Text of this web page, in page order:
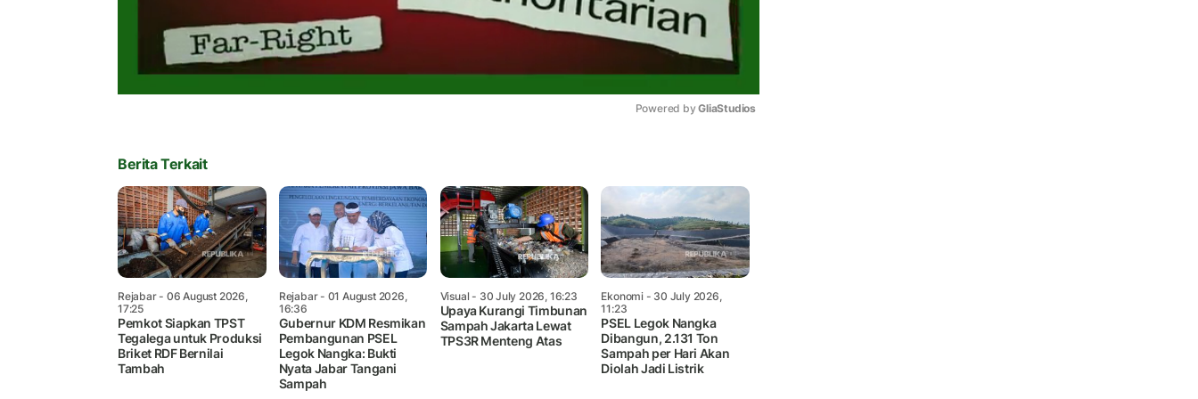
Powered by GliaStudios
Berita Terkait
Rejabar- 06 August 2026,
17:25
Pemkot Siapkan TPST
Tegalega untuk Produksi
Briket RDF Bernilai
Tambah
Rejabar- 01 August 2026,
16:36
Gubernur KDM Resmikan
Pembangunan PSEL
Legok Nangka: Bukti
Nyata Jabar Tangani
Sampah
Visual - 30 July 2026, 16:23
Upaya Kurangi Timbunan
Sampah Jakarta Lewat
TPS3R Menteng Atas
Ekonomi- 30 July 2026,
11:23
PSEL Legok Nangka
Dibangun, 2.131 Ton
Sampah per Hari Akan
Diolah Jadi Listrik